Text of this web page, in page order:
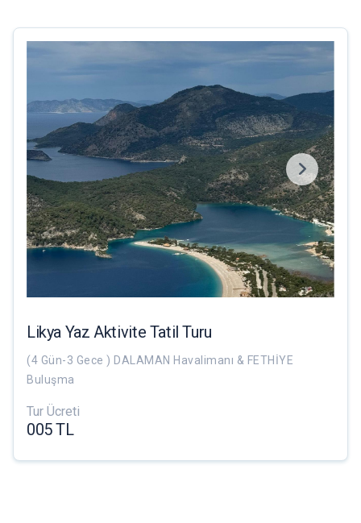
Likya Yaz Aktivite Tatil Turu
(4 Gün-3 Gece ) DALAMAN Havalimanı & FETHİYE
Buluşma
Tur Ücreti
005 TL